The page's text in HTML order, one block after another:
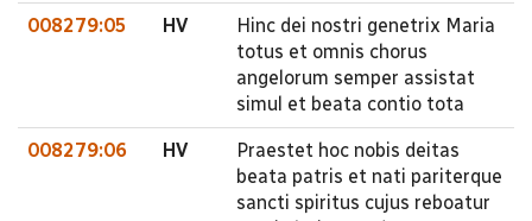
008279:05 HV
Hinc dei nostri genetrix Maria
totus et omnis chorus
angelorum semper assistat
simul et beata contio tota
008279:06 HV
Praestet hoc nobis deitas
beata patris et nati pariterque
sancti spiritus cujus reboatur